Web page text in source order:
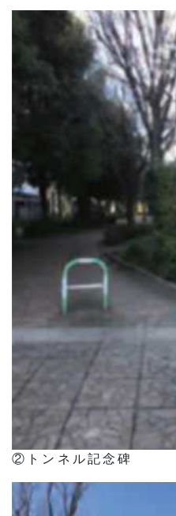
②トンネル記念碑